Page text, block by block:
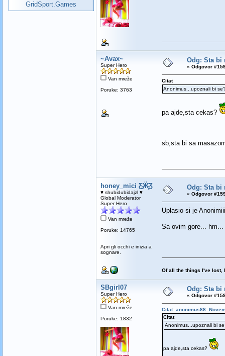
GridSport.Games
~Avax~
Super Hero
Van mreže
Poruke: 3763
Odg: Sta bi
« Odgovor
Citat
Anonimus...upoznali bi
pa ajde,sta cekas?
sb,sta bi sa
honey_mici Ƹ̵̡Ӝ̵̨̄Ʒ
♥ shubidubidajzl ♥
Global Moderator
Super Hero
Van mreže
Poruke: 14765
Apri gli occhi e inizia a
sognare.
Odg: Sta bi
« Odgovor
Uplasio si je
Sa ovim gore...
Of all the things I've lost,
SBgirl07
Super Hero
Van mreže
Poruke: 1832
Odg: Sta bi
« Odgovor
Citat: anonimus88
Citat
Anonimus...upoznali bi
pa ajde,sta cekas?